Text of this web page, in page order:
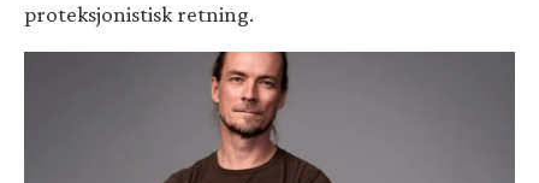
proteksjonistisk retning.